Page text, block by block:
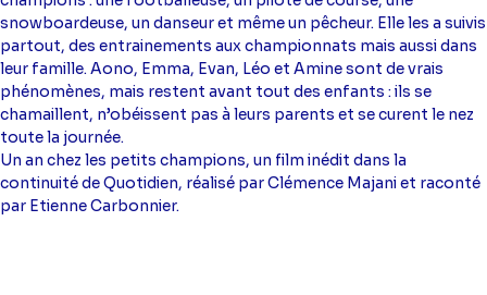
snowboardeuse, un danseur et même un pêcheur. Elle les a suivis
partout, des entrainements aux championnats mais aussi dans
leur famille. Aono, Emma, Evan, Léo et Amine sont de vrais
phénomènes, mais restent avant tout des enfants : ils se
chamaillent, n’obéissent pas à leurs parents et se curent le nez
toute la journée.
Un an chez les petits champions, un film inédit dans la
continuité de Quotidien, réalisé par Clémence Majani et raconté
par Etienne Carbonnier.